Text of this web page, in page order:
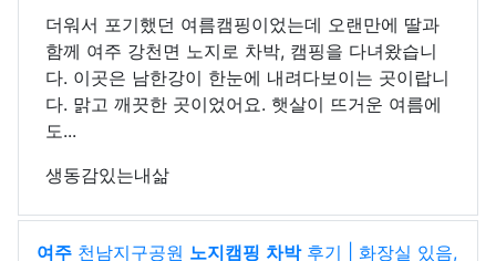
더워서 포기했던 여름캠핑이었는데 오랜만에 딸과
함께 여주 강천면 노지로 차박, 캠핑을 다녀왔습니
다. 이곳은 남한강이 한눈에 내려다보이는 곳이랍니
다. 맑고 깨끗한 곳이었어요. 햇살이 뜨거운 여름에
도...
생동감있는내삶
여주 천남지구공원 노지캠핑 차박후기 | 화장실 있음,